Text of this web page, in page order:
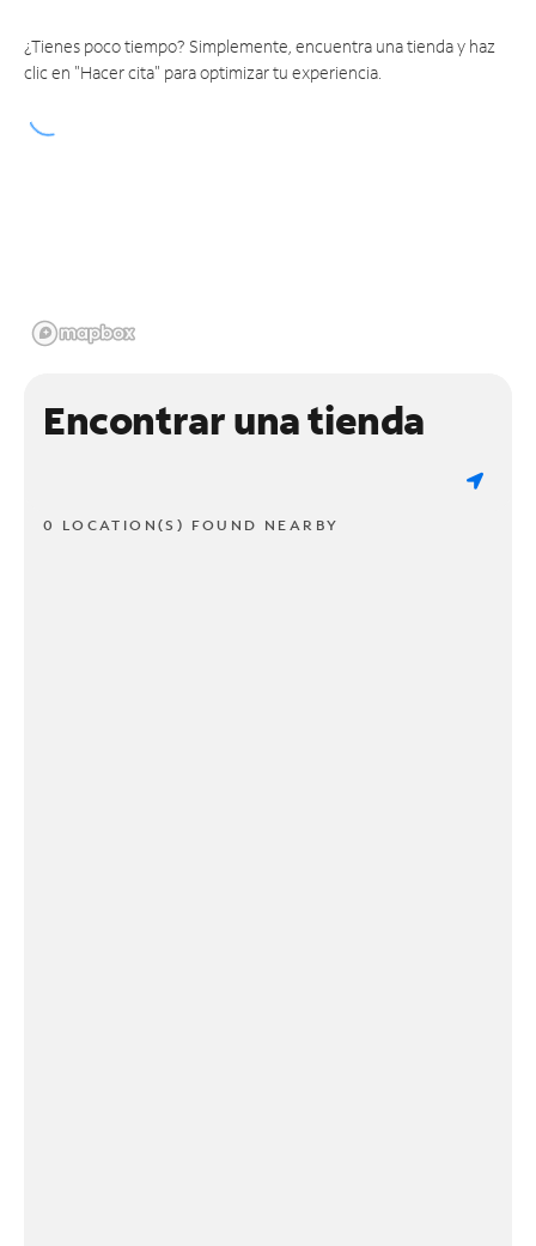
¿Tienes poco tiempo? Simplemente, encuentra una tienda y haz
clic en "Hacer cita" para optimizar tu experiencia.
Encontrar una tienda
0 LOCATION(S) FOUND NEARBY